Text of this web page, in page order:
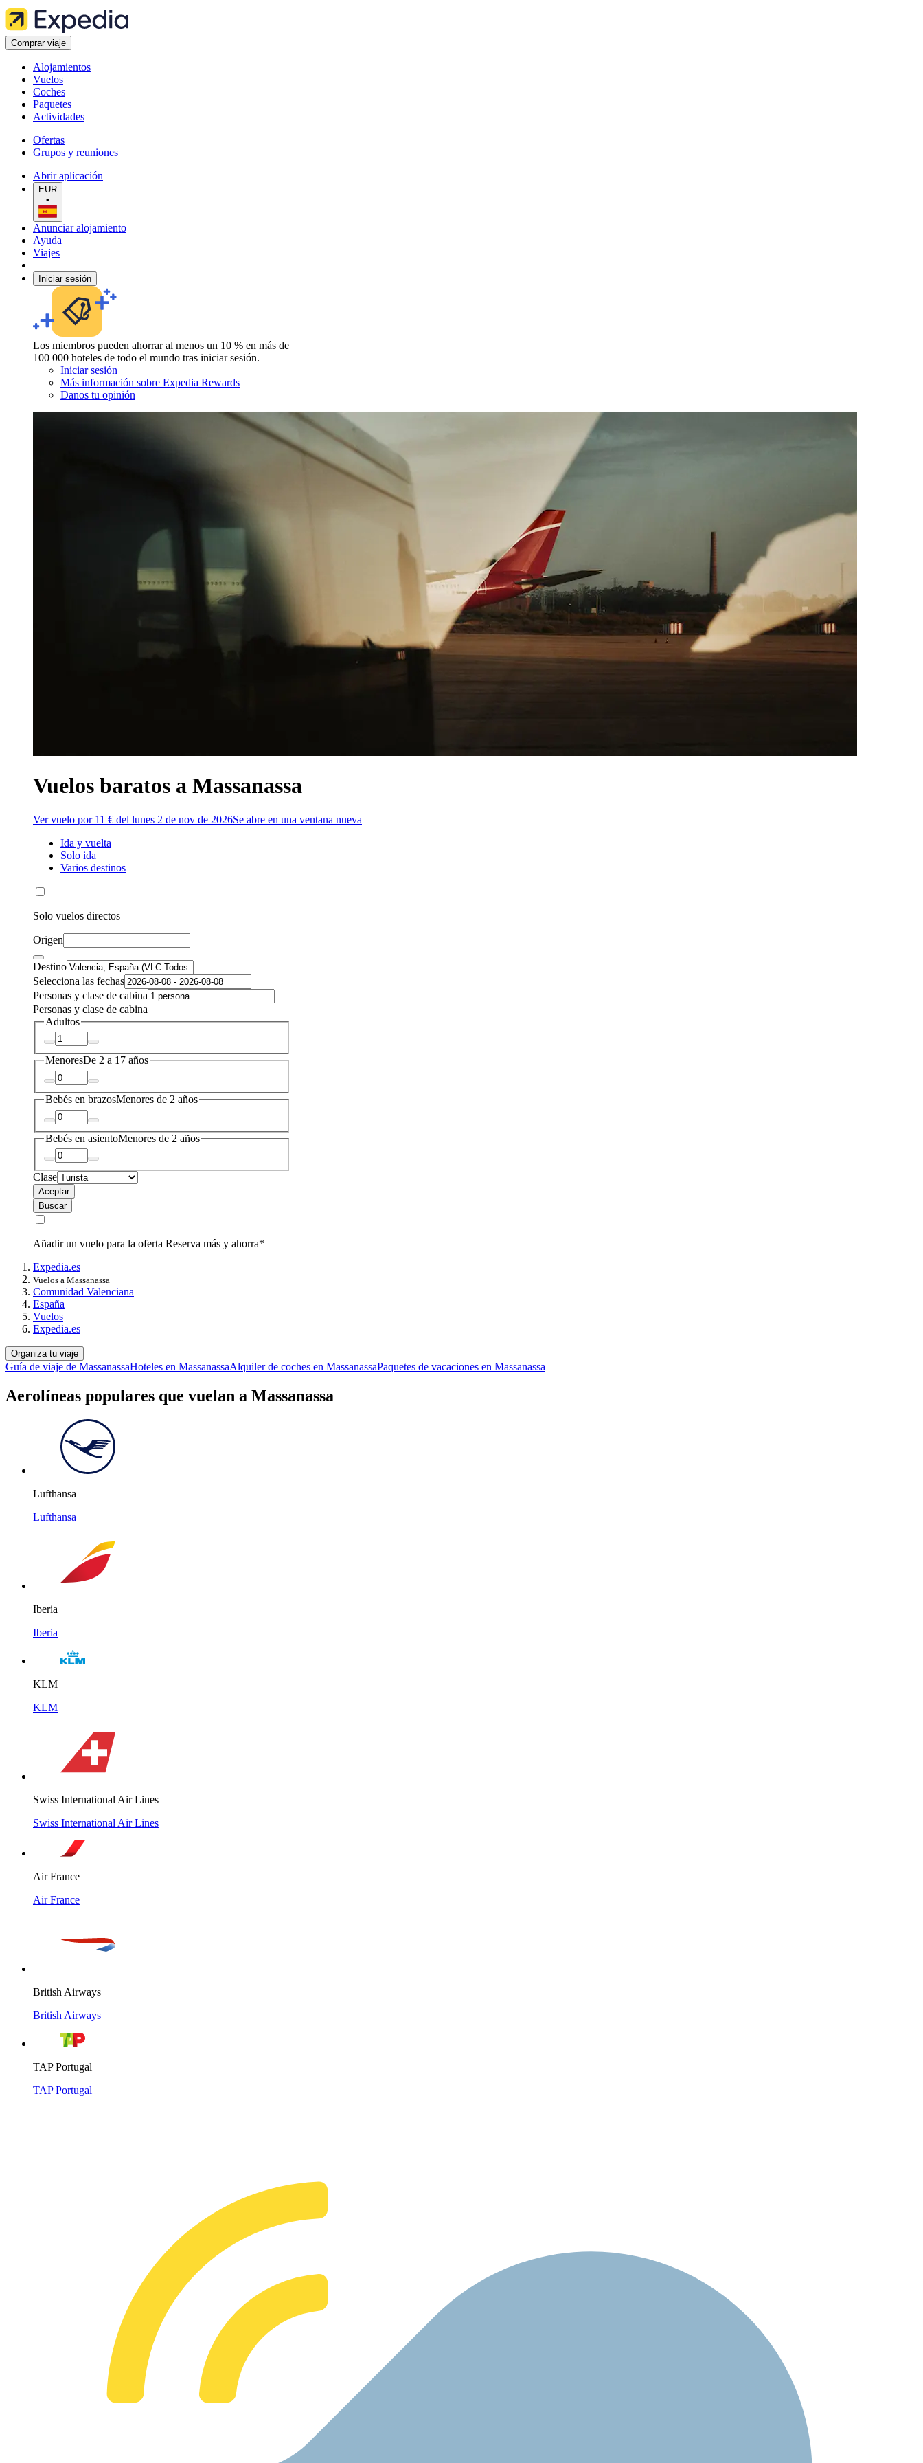
Comprar viaje
Alojamientos
Vuelos
Coches
Paquetes
Actividades
Ofertas
Grupos y reuniones
Abrir aplicación
EUR
•
Anunciar alojamiento
Ayuda
Viajes
Iniciar sesión
Los miembros pueden ahorrar al menos un 10 % en más de
100 000 hoteles de todo el mundo tras iniciar sesión.
Iniciar sesión
Más información sobre Expedia Rewards
Danos tu opinión
Vuelos baratos a Massanassa
Ver vuelo por 11 € del lunes 2 de nov de 2026Se abre en una ventana nueva
Ida y vuelta
Solo ida
Varios destinos
Solo vuelos directos
Origen
Destino
Selecciona las fechas
Personas y clase de cabina
Personas y clase de cabina
Adultos
MenoresDe 2 a 17 años
Bebés en brazosMenores de 2 años
Bebés en asientoMenores de 2 años
Clase
Aceptar
Buscar
Añadir un vuelo para la oferta Reserva más y ahorra*
Expedia.es
Vuelos a Massanassa
Comunidad Valenciana
España
Vuelos
Expedia.es
Organiza tu viaje
Guía de viaje de MassanassaHoteles en MassanassaAlquiler de coches en MassanassaPaquetes de vacaciones en Massanassa
Aerolíneas populares que vuelan a Massanassa
Lufthansa
Lufthansa
Iberia
Iberia
KLM
KLM
Swiss International Air Lines
Swiss International Air Lines
Air France
Air France
British Airways
British Airways
TAP Portugal
TAP Portugal